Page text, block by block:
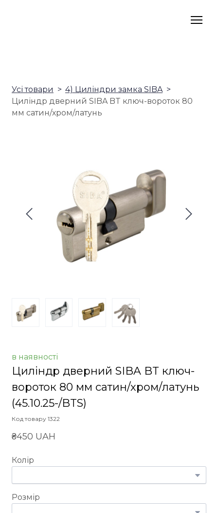
Усі товари
4) Циліндри замка SIBA
Циліндр дверний SIBA BT ключ-вороток 80
мм сатин/хром/латунь
в наявності
Циліндр дверний SIBA BT ключ-
вороток 80 мм сатин/хром/латунь
(45.10.25-/BTS)
Код товару 1322
₴450 UAH
Колір
Розмір